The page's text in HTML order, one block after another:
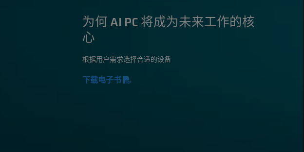
为何 AI PC 将成为未来工作的核
心
根据用户需求选择合适的设备
下载电子书